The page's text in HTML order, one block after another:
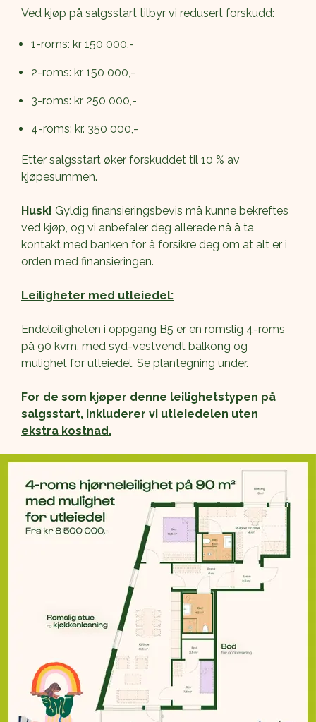
Ved kjøp på salgsstart tilbyr vi redusert forskudd:
1-roms: kr 150 000,-
2-roms: kr 150 000,-
3-roms: kr 250 000,-
4-roms: kr. 350 000,-
Etter salgsstart øker forskuddet til 10 % av
kjøpesummen.
Husk! Gyldig finansieringsbevis må kunne bekreftes
ved kjøp, og vi anbefaler deg allerede nå å ta
kontakt med banken for å forsikre deg om at alt er i
orden med finansieringen.
Leiligheter med utleiedel:
Endeleiligheten i oppgang B5 er en romslig 4-roms
på 90 kvm, med syd-vestvendt balkong og
mulighet for utleiedel. Se plantegning under.
For de som kjøper denne leilighetstypen på
salgsstart, inkluderer vi utleiedelen uten
ekstra kostnad.